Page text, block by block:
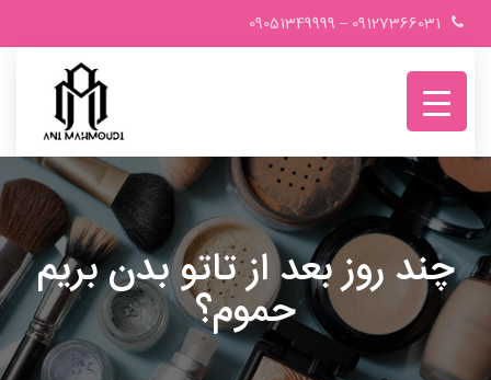
09127366031
–
09051349999
چند روز بعد از تاتو بدن بریم
حموم؟